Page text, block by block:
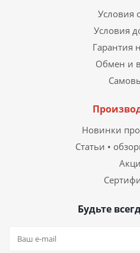
Условия
Условия
Гарантия
Обмен и
Новинки
Статьи •
Будьте